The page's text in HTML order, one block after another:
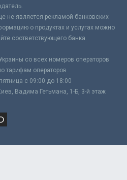
не является рекламой банковских
о продуктах и услугах можно
соответствующего банка.
со всех номеров операторов
тарифам операторов
с 09:00 до 18:00
Вадима Гетьмана, 1-Б, 3-й этаж